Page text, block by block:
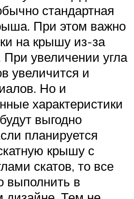
стандартная
При этом важно
на крышу из-за
При увеличении угла
увеличится и
Но и
характеристики
выгодно
планируется
крышу с
скатов, то все
выполнить в